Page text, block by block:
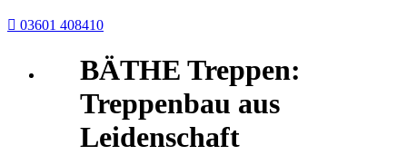
 03601 408410
BÄTHE Treppen:
Treppenbau aus
Leidenschaft